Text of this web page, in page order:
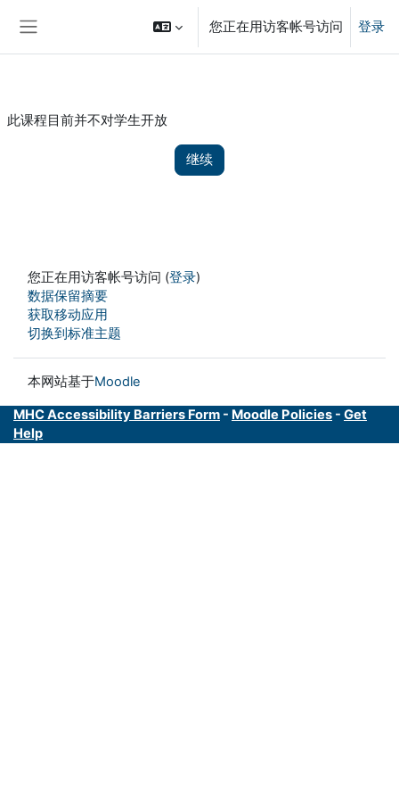
您正在用访客帐号访问 登录
此课程目前并不对学生开放
继续
您正在用访客帐号访问 (登录)
‎数据保留摘要‎
获取移动应用
切换到标准主题
本网站基于Moodle
MHC Accessibility Barriers Form - Moodle Policies - Get
Help